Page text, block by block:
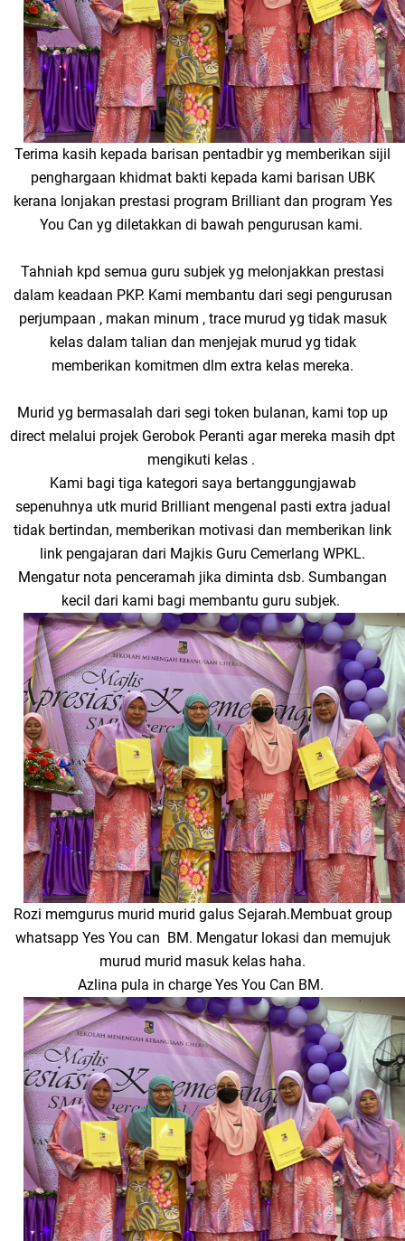
Terima kasih kepada barisan pentadbir yg memberikan sijil
penghargaan khidmat bakti kepada kami barisan UBK
kerana lonjakan prestasi program Brilliant dan program Yes
You Can yg diletakkan di bawah pengurusan kami.
Tahniah kpd semua guru subjek yg melonjakkan prestasi
dalam keadaan PKP. Kami membantu dari segi pengurusan
perjumpaan , makan minum , trace murud yg tidak masuk
kelas dalam talian dan menjejak murud yg tidak
memberikan komitmen dlm extra kelas mereka.
Murid yg bermasalah dari segi token bulanan, kami top up
direct melalui projek Gerobok Peranti agar mereka masih dpt
mengikuti kelas .
Kami bagi tiga kategori saya bertanggungjawab
sepenuhnya utk murid Brilliant mengenal pasti extra jadual
tidak bertindan, memberikan motivasi dan memberikan link
link pengajaran dari Majkis Guru Cemerlang WPKL.
Mengatur nota penceramah jika diminta dsb. Sumbangan
kecil dari kami bagi membantu guru subjek.
Rozi memgurus murid murid galus Sejarah.Membuat group
whatsapp Yes You can BM. Mengatur lokasi dan memujuk
murud murid masuk kelas haha.
Azlina pula in charge Yes You Can BM.